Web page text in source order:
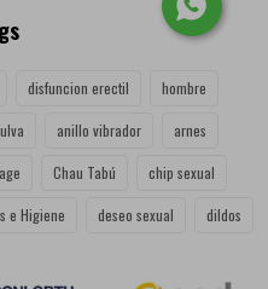
disfuncion erectil hombre
anillo vibrador arnes
Chau Tabú chip sexual
e Higiene deseo sexual dildos